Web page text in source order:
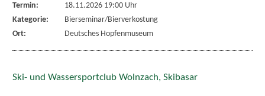
Termin:
18.11.2026 19:00 Uhr
Kategorie:
Bierseminar/Bierverkostung
Ort:
Deutsches Hopfenmuseum
Ski- und Wassersportclub Wolnzach, Skibasar